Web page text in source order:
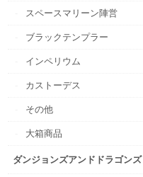
スペースマリーン陣営
ブラックテンプラー
インペリウム
カストーデス
その他
大箱商品
ダンジョンズアンドドラゴンズ